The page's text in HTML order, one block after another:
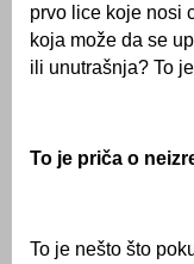
prvo lice koje nosi
koja može da se
ili unutrašnja? To
To je priča o
To je nešto što